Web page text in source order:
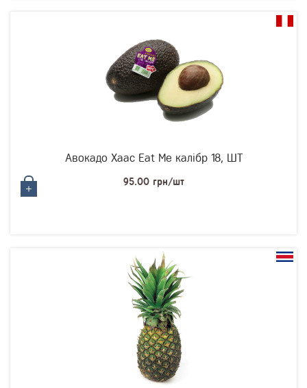
Авокадо Хаас Eat Me калібр 18, ШТ
95.00 грн/шт